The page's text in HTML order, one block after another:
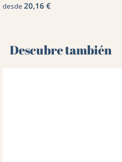
desde 20,16 €
Descubre también 🌻